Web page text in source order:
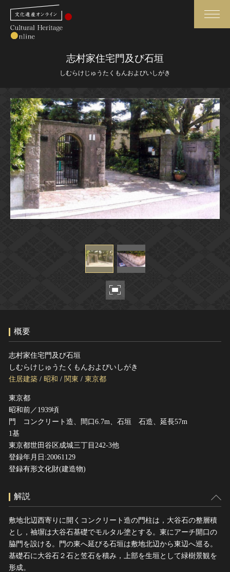
さらに詳細検索
さらに詳細検索
トップ
作品一覧
カテゴリで見る
世界遺産と無形文化遺産
全国の美術館・博物館
媒体資料・関連記事等
博物館、美術館の皆さまへ
文化庁よりご挨拶
今月のみどころ
お知らせ一覧
このサイトについて
関連サイトリンク
サイトマップ
サイトのご意見はこちら
文化遺産データベース
国指定文化財等データベース
志村家住宅門及び石垣
しむらけじゅうたくもんおよびいしがき
概要
志村家住宅門及び石垣
しむらけじゅうたくもんおよびいしがき
住居建築 / 昭和 / 関東 / 東京都
東京都
昭和前／1939頃
門 コンクリート造、間口6.7m、石垣 石造、延長57m
1基
東京都世田谷区成城三丁目242-3他
登録年月日:20061129
登録有形文化財(建造物)
解説
敷地北辺西寄りに開くコンクリート造の門柱は，大谷石の整層積
とし，袖塀は大谷石基礎でモルタル塗とする。東にアーチ開口の
脇門を設ける。門の東へ延びる石垣は敷地北辺から東辺へ巡る。
基礎石に大谷石２石と笠石を積み，上部を生垣として緑樹景観を
形成。